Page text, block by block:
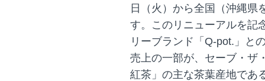
日（火）から全国（沖縄県
す。このリニューアルを記
リーブランド「Q-pot.」と
売上の一部が、セーブ・ザ
紅茶」の主な茶葉産地であ